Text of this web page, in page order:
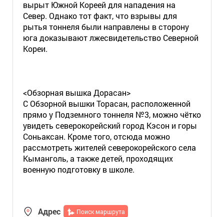
вырыт Южной Кореей для нападения на
Север. Однако тот факт, что взрывы для
рытья тоннеля были направлены в сторону
юга доказывают лжесвидетельство Северной
Кореи.
<Обзорная вышка Дорасан>
С Обзорной вышки Торасан, расположенной
прямо у Подземного тоннеля №3, можно чётко
увидеть северокорейский город Кэсон и горы
Соньаксан. Кроме того, отсюда можно
рассмотреть жителей северокорейского села
Кыманголь, а также детей, проходящих
военную подготовку в школе.
Адрес Поиск маршрута